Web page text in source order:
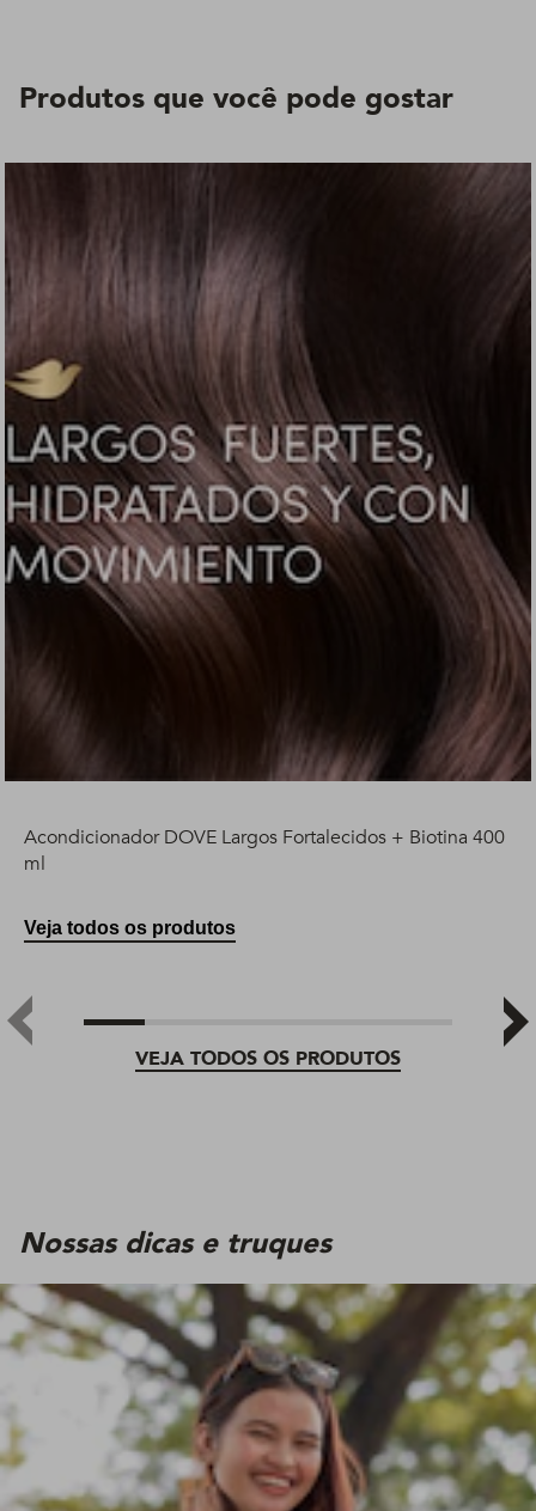
Produtos que você pode gostar
VEJA TODOS OS PRODUTOS
Acondicionador DOVE Largos Fortalecidos + Biotina 400
ml
Veja todos os produtos
Nossas dicas e truques